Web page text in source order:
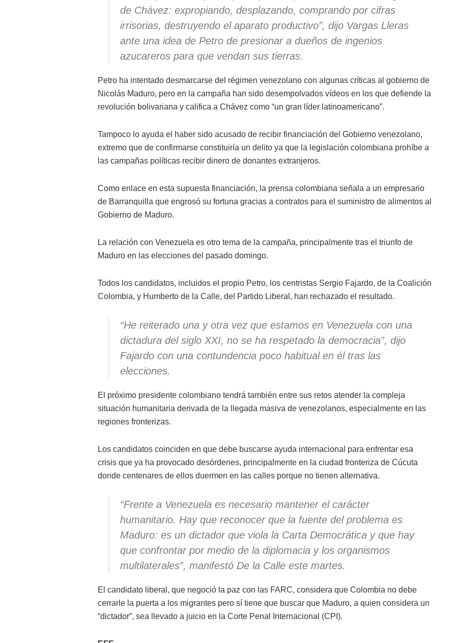
de Chávez: expropiando, desplazando, comprando por cifras
irrisorias, destruyendo el aparato productivo”, dijo Vargas Lleras
ante una idea de Petro de presionar a dueños de ingenios
azucareros para que vendan sus tierras.
Petro ha intentado desmarcarse del régimen venezolano con algunas críticas al gobierno de
Nicolás Maduro, pero en la campaña han sido desempolvados vídeos en los que defiende la
revolución bolivariana y califica a Chávez como “un gran líder latinoamericano”.
Tampoco lo ayuda el haber sido acusado de recibir financiación del Gobierno venezolano,
extremo que de confirmarse constituiría un delito ya que la legislación colombiana prohíbe a
las campañas políticas recibir dinero de donantes extranjeros.
Como enlace en esta supuesta financiación, la prensa colombiana señala a un empresario
de Barranquilla que engrosó su fortuna gracias a contratos para el suministro de alimentos al
Gobierno de Maduro.
La relación con Venezuela es otro tema de la campaña, principalmente tras el triunfo de
Maduro en las elecciones del pasado domingo.
Todos los candidatos, incluidos el propio Petro, los centristas Sergio Fajardo, de la Coalición
Colombia, y Humberto de la Calle, del Partido Liberal, han rechazado el resultado.
“He reiterado una y otra vez que estamos en Venezuela con una
dictadura del siglo XXI, no se ha respetado la democracia”, dijo
Fajardo con una contundencia poco habitual en él tras las
elecciones.
El próximo presidente colombiano tendrá también entre sus retos atender la compleja
situación humanitaria derivada de la llegada masiva de venezolanos, especialmente en las
regiones fronterizas.
Los candidatos coinciden en que debe buscarse ayuda internacional para enfrentar esa
crisis que ya ha provocado desórdenes, principalmente en la ciudad fronteriza de Cúcuta
donde centenares de ellos duermen en las calles porque no tienen alternativa.
“Frente a Venezuela es necesario mantener el carácter
humanitario. Hay que reconocer que la fuente del problema es
Maduro: es un dictador que viola la Carta Democrática y que hay
que confrontar por medio de la diplomacia y los organismos
multilaterales”, manifestó De la Calle este martes.
El candidato liberal, que negoció la paz con las FARC, considera que Colombia no debe
cerrarle la puerta a los migrantes pero sí tiene que buscar que Maduro, a quien considera un
“dictador”, sea llevado a juicio en la Corte Penal Internacional (CPI).